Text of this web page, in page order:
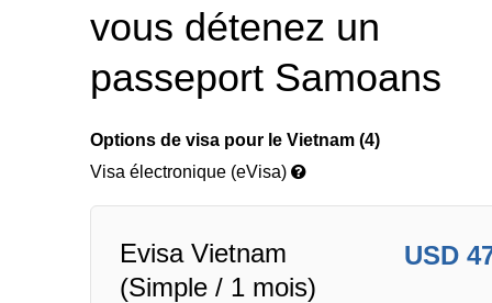
vous détenez un
passeport Samoans
Options de visa pour le Vietnam (4)
Visa électronique (eVisa)
Evisa Vietnam
(Simple / 1 mois)
USD